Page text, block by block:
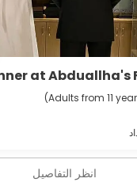
at Abduallha's
Adults from 11
)
انظر التفاصيل